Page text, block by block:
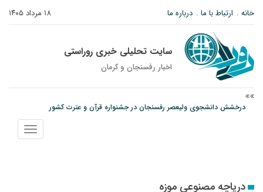
۱۸ مرداد ۱۴۰۵ خانه ارتباط با ما درباره ما
سایت تحلیلی خبری روراستی
اخبار رفسنجان و كرمان
درخشش دانشجوی ولیعصر رفسنجان در جشنواره قرآن و عترت کشور
پیش‌بینی هواشناسی برای استان کرمان؛ از وزش باد و گردوخاک تا رگبار و رعدوبرق
نمایش
منو
دریاچه مصنوعی موزه